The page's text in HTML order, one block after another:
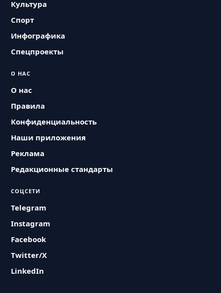
Культура
Спорт
Инфографика
Спецпроекты
О НАС
О нас
Правила
Конфиденциальность
Наши приложения
Реклама
Редакционные стандарты
СОЦСЕТИ
Telegram
Instagram
Facebook
Twitter/X
LinkedIn